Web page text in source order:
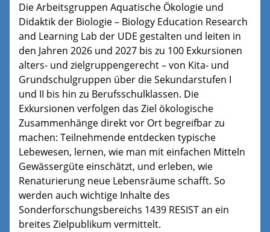
Die Arbeitsgruppen Aquatische Ökologie und
Didaktik der Biologie – Biology Education Research
and Learning Lab der UDE gestalten und leiten in
den Jahren 2026 und 2027 bis zu 100 Exkursionen
alters- und zielgruppengerecht – von Kita- und
Grundschulgruppen über die Sekundarstufen I
und II bis hin zu Berufsschulklassen. Die
Exkursionen verfolgen das Ziel ökologische
Zusammenhänge direkt vor Ort begreifbar zu
machen: Teilnehmende entdecken typische
Lebewesen, lernen, wie man mit einfachen Mitteln
Gewässergüte einschätzt, und erleben, wie
Renaturierung neue Lebensräume schafft. So
werden auch wichtige Inhalte des
Sonderforschungsbereichs 1439 RESIST an ein
breites Zielpublikum vermittelt.